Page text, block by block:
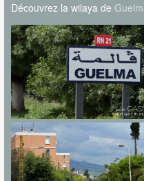
Découvrez la wilaya de